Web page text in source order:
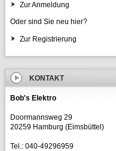
Zur Anmeldung
Oder sind Sie neu hier?
Zur Registrierung
KONTAKT
Bob's Elektro
Doormannsweg 29
20259 Hamburg (Eimsbüttel)
Tel.: 040-49296959